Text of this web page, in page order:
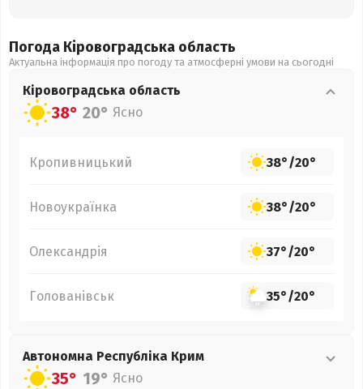
Погода Кіровоградська область
Актуальна інформація про погоду та атмосферні умови на сьогодні
Кіровоградська область
38° 20° Ясно
Кропивницький 38°/20°
Новоукраїнка 38°/20°
Олександрія 37°/20°
Голованівськ 35°/20°
Автономна Республіка Крим
35° 19° Ясно